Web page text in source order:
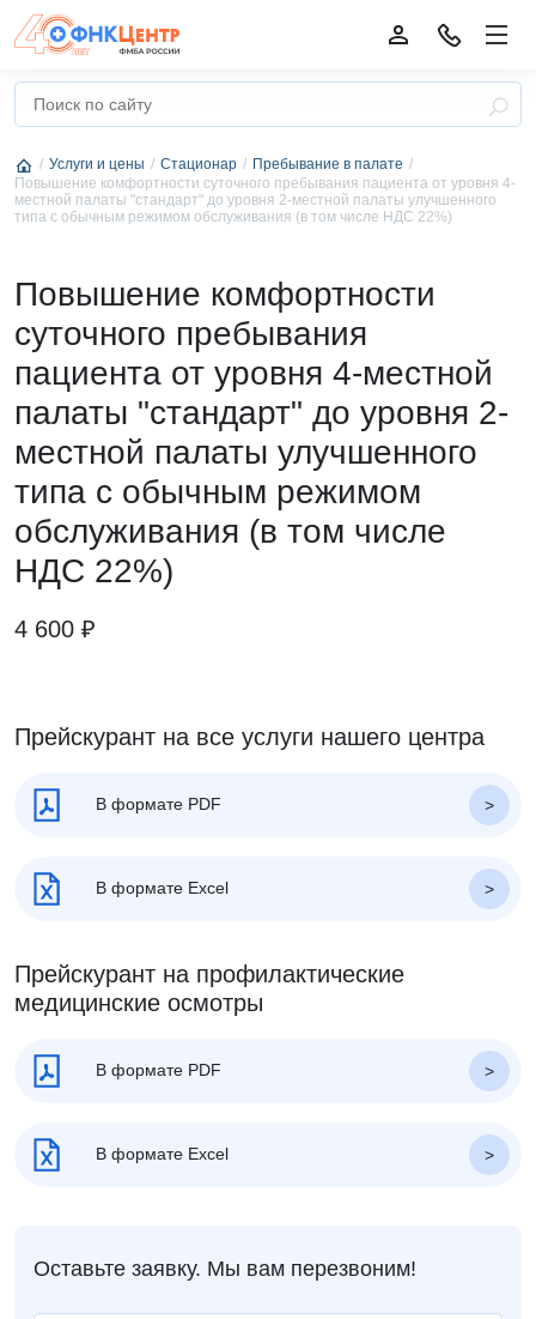
Услуги и цены Стационар
Пребывание в палате
Повышение комфортности суточного пребывания пациента от уровня 4-
местной палаты "стандарт" до уровня 2-местной палаты улучшенного
типа с обычным режимом обслуживания (в том числе НДС 22%)
Повышение комфортности
суточного пребывания
пациента от уровня 4-местной
палаты "стандарт" до уровня 2-
местной палаты улучшенного
типа с обычным режимом
обслуживания (в том числе
НДС 22%)
4 600 ₽
Прейскурант на все услуги нашего центра
В формате PDF
В формате Excel
Прейскурант на профилактические
медицинские осмотры
В формате PDF
В формате Excel
Оставьте заявку. Мы вам перезвоним!